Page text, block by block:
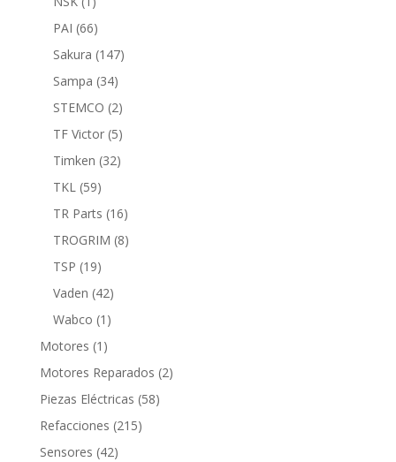
producto
PAI 6666
productos
Sakura 147147
Sampa 3434
productos
STEMCO 22
productos
TF Victor 55
productos
Timken 3232
TKL 5959
productos
TR Parts 1616
productos
TROGRIM 88
TSP 1919
productos
Vaden 4242
productos
Wabco 1 1
producto
Motores 1 1
producto
Motores Reparados 22
Piezas Eléctricas 5858
Refacciones 215215
Sensores 4242